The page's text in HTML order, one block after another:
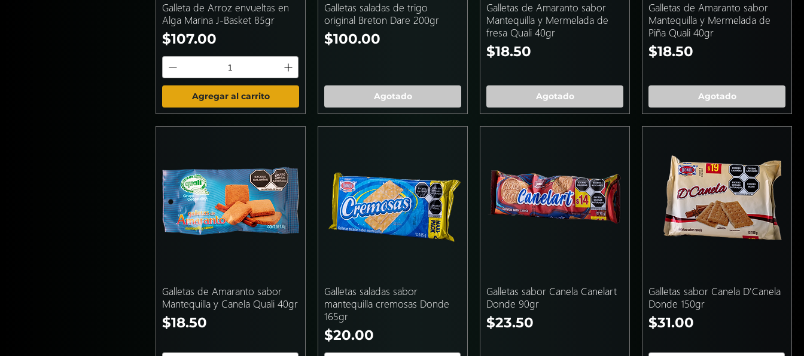
Galleta de Arroz envueltas en
Alga Marina J-Basket 85gr
Precio
$107.00
Agregar al carrito
Galletas saladas de trigo
original Breton Dare 200gr
Precio
$100.00
Agotado
Galletas de Amaranto sabor
Mantequilla y Mermelada de
fresa Quali 40gr
Precio
$18.50
Agotado
Galletas de Amaranto sabor
Mantequilla y Mermelada de
Piña Quali 40gr
Precio
$18.50
Agotado
Galletas de Amaranto sabor
Mantequilla y Canela Quali 40gr
Precio
$18.50
Galletas saladas sabor
mantequilla cremosas Donde
165gr
Precio
$20.00
Galletas sabor Canela Canelart
Donde 90gr
Precio
$23.50
Galletas sabor Canela D'Canela
Donde 150gr
Precio
$31.00